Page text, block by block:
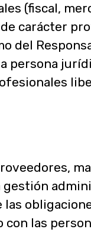
(fiscal,
carácter
del
persona
las